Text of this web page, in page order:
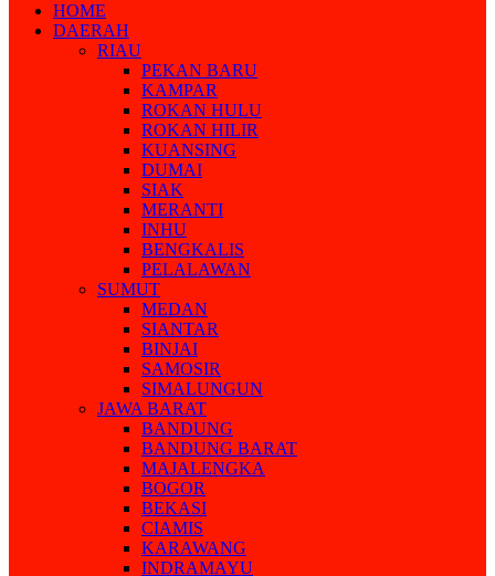
HOME
DAERAH
RIAU
PEKAN BARU
KAMPAR
ROKAN HULU
ROKAN HILIR
KUANSING
DUMAI
SIAK
MERANTI
INHU
BENGKALIS
PELALAWAN
SUMUT
MEDAN
SIANTAR
BINJAI
SAMOSIR
SIMALUNGUN
JAWA BARAT
BANDUNG
BANDUNG BARAT
MAJALENGKA
BOGOR
BEKASI
CIAMIS
KARAWANG
INDRAMAYU